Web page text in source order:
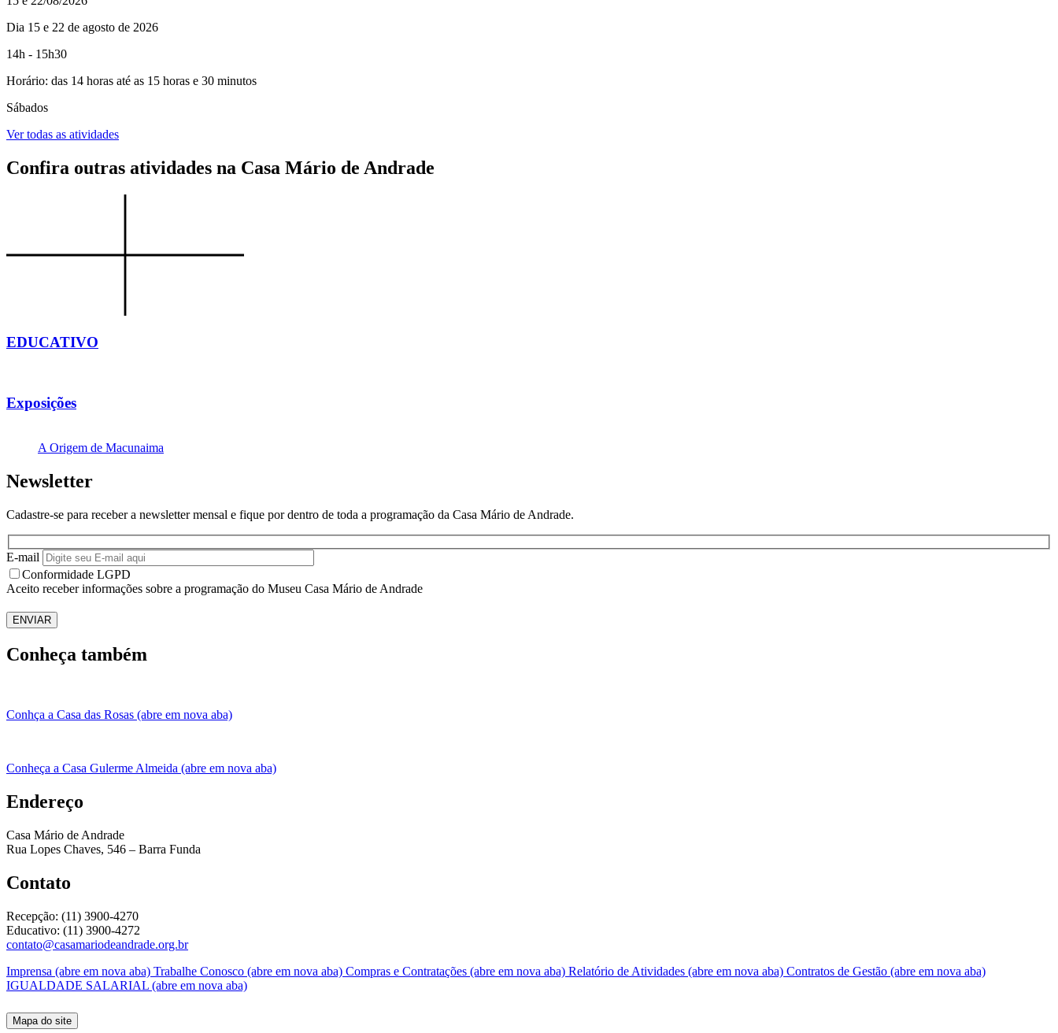
Dia 15 e 22 de agosto de 2026
14h - 15h30
Horário: das 14 horas até as 15 horas e 30 minutos
Sábados
Ver todas as atividades
Confira outras atividades na Casa Mário de Andrade
EDUCATIVO
Exposições
A Origem de Macunaima
Newsletter
Cadastre-se para receber a newsletter mensal e fique por dentro de toda a programação da Casa Mário de Andrade.
E-mail
Conformidade LGPD
Aceito receber informações sobre a programação do Museu Casa Mário de Andrade
ENVIAR
Conheça também
Conhça a Casa das Rosas (abre em nova aba)
Conheça a Casa Gulerme Almeida (abre em nova aba)
Endereço
Casa Mário de Andrade
Rua Lopes Chaves, 546 – Barra Funda
Contato
Recepção: (11) 3900-4270
Educativo: (11) 3900-4272
contato@casamariodeandrade.org.br
Imprensa (abre em nova aba) Trabalhe Conosco (abre em nova aba) Compras e Contratações (abre em nova aba) Relatório de Atividades (abre em nova aba) Contratos de Gestão (abre em nova aba)
IGUALDADE SALARIAL (abre em nova aba)
Mapa do site